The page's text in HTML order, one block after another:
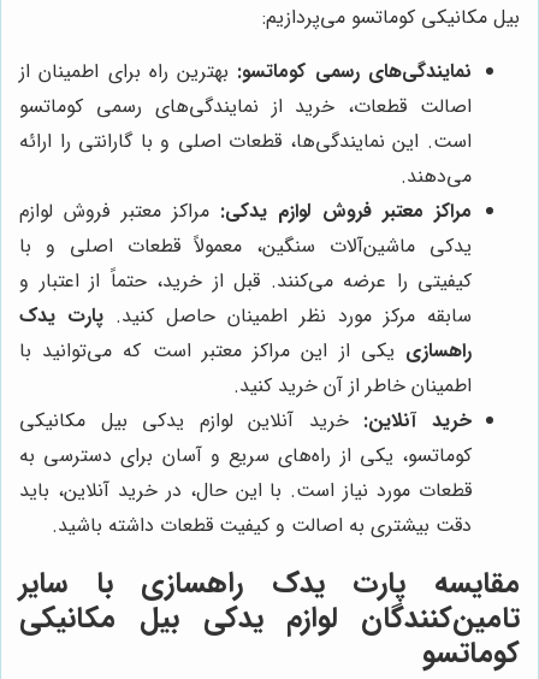
بیل مکانیکی کوماتسو می‌پردازیم:
نمایندگی‌های رسمی کوماتسو: بهترین راه برای اطمینان از
اصالت قطعات، خرید از نمایندگی‌های رسمی کوماتسو
است. این نمایندگی‌ها، قطعات اصلی و با گارانتی را ارائه
می‌دهند.
مراکز معتبر فروش لوازم یدکی: مراکز معتبر فروش لوازم
یدکی ماشین‌آلات سنگین، معمولاً قطعات اصلی و با
کیفیتی را عرضه می‌کنند. قبل از خرید، حتماً از اعتبار و
سابقه مرکز مورد نظر اطمینان حاصل کنید. پارت یدک
راهسازی یکی از این مراکز معتبر است که می‌توانید با
اطمینان خاطر از آن خرید کنید.
خرید آنلاین: خرید آنلاین لوازم یدکی بیل مکانیکی
کوماتسو، یکی از راه‌های سریع و آسان برای دسترسی به
قطعات مورد نیاز است. با این حال، در خرید آنلاین، باید
دقت بیشتری به اصالت و کیفیت قطعات داشته باشید.
مقایسه پارت یدک راهسازی با سایر
تامین‌کنندگان لوازم یدکی بیل مکانیکی
کوماتسو